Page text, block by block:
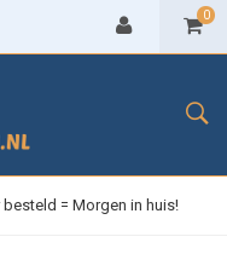
0
= Morgen in huis!